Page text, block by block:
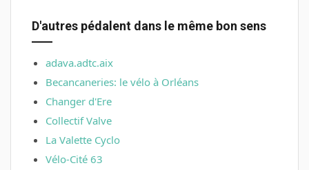
D'autres pédalent dans le même bon sens
adava.adtc.aix
Becancaneries: le vélo à Orléans
Changer d'Ere
Collectif Valve
La Valette Cyclo
Vélo-Cité 63